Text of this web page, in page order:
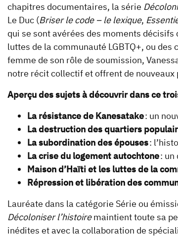
chapitres documentaires, la série
Le Duc (Briser le code – le lexique,
qui se sont avérées des moments décisifs
luttes de la communauté LGBTQ+, ou
femme de son rôle de soumission,
notre récit collectif et offrent de nouveaux
Aperçu des sujets à découvrir dans ce
La résistance de Kanesatake: un
La destruction des quartiers
La subordination des épouses:
La crise du logement autochtone: un
Maison d’Haïti et les luttes de la
Répression et libération des
Lauréate dans la catégorie Série ou
Décoloniser l’histoiremaintient toute sa
inédites et avec la collaboration de